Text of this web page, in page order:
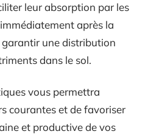
leur absorption par les
après la
une distribution
dans le sol.
vous permettra
courantes et de favoriser
et productive de vos